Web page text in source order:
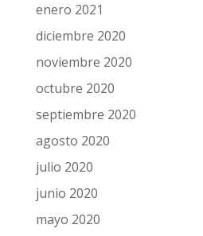
enero 2021
diciembre 2020
noviembre 2020
octubre 2020
septiembre 2020
agosto 2020
julio 2020
junio 2020
mayo 2020